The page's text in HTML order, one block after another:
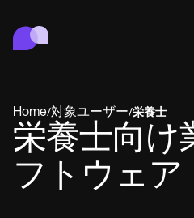
行動
医療
コンプライアンスとセキュリティ
Carepatron AI
Get started for free
Book a demo
つながる
スケジュール
ケア
Who we're for
Behavioral
Home/対象ユーザー/栄養士
栄養士向け
フトウェア